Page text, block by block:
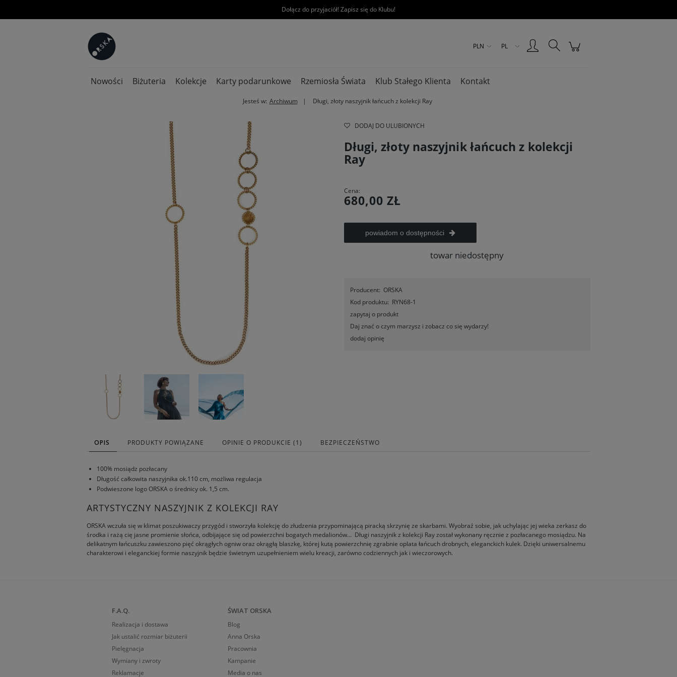
Dołącz do przyjaciół! Zapisz się do Klubu!
PLN PL
Nowości Biżuteria Kolekcje Karty podarunkowe Rzemiosła Świata Klub Stałego Klienta Kontakt
Jesteś w: Archiwum Długi, złoty naszyjnik łańcuch z kolekcji Ray
DODAJ DO ULUBIONYCH
Długi, złoty naszyjnik łańcuch z kolekcji
Ray
Cena:
680,00 ZŁ
powiadom o dostępności
towar niedostępny
Producent: ORSKA
Kod produktu: RYN68-1
zapytaj o produkt
Daj znać o czym marzysz i zobacz co się wydarzy!
dodaj opinię
OPIS PRODUKTY POWIĄZANE OPINIE O PRODUKCIE (1) BEZPIECZEŃSTWO
100% mosiądz pozłacany
Długość całkowita naszyjnika ok.110 cm, możliwa regulacja
Podwieszone logo ORSKA o średnicy ok. 1,5 cm.
ARTYSTYCZNY NASZYJNIK Z KOLEKCJI RAY
ORSKA wczuła się w klimat poszukiwaczy przygód i stworzyła kolekcję do złudzenia przypominającą piracką skrzynię ze skarbami. Wyobraź sobie, jak uchylając jej wieka zerkasz do
środka i rażą cię jasne promienie słońca, odbijające się od powierzchni bogatych medalionów... Długi naszyjnik z kolekcji Ray został wykonany ręcznie z pozłacanego mosiądzu. Na
delikatnym łańcuszku zawieszono pięć okrągłych ogniw oraz okrągłą blaszkę, której kutą powierzchnię zgrabnie oplata łańcuch drobnych, eleganckich kulek. Dzięki uniwersalnemu
charakterowi i eleganckiej formie naszyjnik będzie świetnym uzupełnieniem wielu kreacji, zarówno codziennych jak i wieczorowych.
F.A.Q.
Realizacja i dostawa
Jak ustalić rozmiar biżuterii
Pielęgnacja
Wymiany i zwroty
Reklamacje
ŚWIAT ORSKA
Blog
Anna Orska
Pracownia
Kampanie
Media o nas